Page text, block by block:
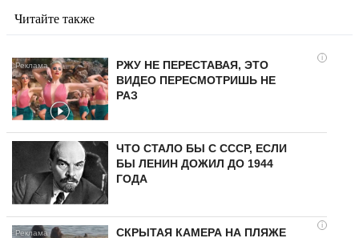
Читайте также
i
РЖУ НЕ ПЕРЕСТАВАЯ, ЭТО
ВИДЕО ПЕРЕСМОТРИШЬ НЕ
РАЗ
ЧТО СТАЛО БЫ С СССР, ЕСЛИ
БЫ ЛЕНИН ДОЖИЛ ДО 1944
ГОДА
i
СКРЫТАЯ КАМЕРА НА ПЛЯЖЕ